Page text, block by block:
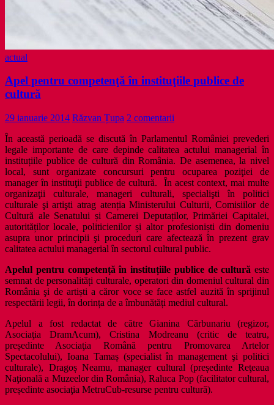
actual
Apel pentru competenţă în instituţiile publice de
cultură
29 ianuarie 2014 Răzvan Țupa 2 comentarii
În această perioadă se discută în Parlamentul României prevederi
legale importante de care depinde calitatea actului managerial în
instituțiile publice de cultură din România. De asemenea, la nivel
local, sunt organizate concursuri pentru ocuparea poziţiei de
manager în instituţii publice de cultură. În acest context, mai multe
organizaţii culturale, manageri culturali, specialişti în politici
culturale şi artişti atrag atenția Ministerului Culturii, Comisiilor de
Cultură ale Senatului și Camerei Deputaților, Primăriei Capitalei,
autorităților locale, politicienilor și altor profesioniști din domeniu
asupra unor principii şi proceduri care afectează în prezent grav
calitatea actului managerial în sectorul cultural public.
Apelul pentru competență în instituțiile publice de cultură este
semnat de personalități culturale, operatori din domeniul cultural din
România şi de artiști a căror voce se face astfel auzită în sprijinul
respectării legii, în dorința de a îmbunătăți mediul cultural.
Apelul a fost redactat de către Gianina Cărbunariu (regizor,
Asociaţia DramAcum), Cristina Modreanu (critic de teatru,
președinte Asociaţia Română pentru Promovarea Artelor
Spectacolului), Ioana Tamaș (specialist în management şi politici
culturale), Dragoș Neamu, manager cultural (președinte Reţeaua
Naţională a Muzeelor din România), Raluca Pop (facilitator cultural,
președinte asociaţia MetruCub-resurse pentru cultură).